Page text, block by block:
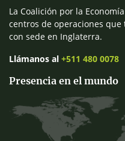
La Coalición por la
centros de operaciones que
con sede en Inglaterra.
Llámanos al +511 480 0078
Presencia en el mundo